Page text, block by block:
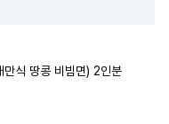
만식 땅콩 비빔면) 2인분